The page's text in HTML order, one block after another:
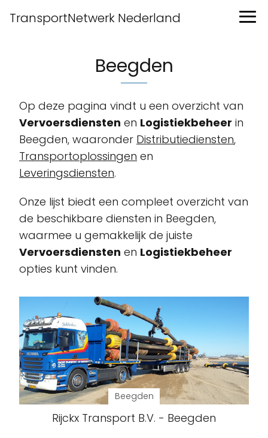
TransportNetwerk Nederland
Beegden
Op deze pagina vindt u een overzicht van
Vervoersdiensten en Logistiekbeheer in
Beegden, waaronder Distributiediensten,
Transportoplossingen en
Leveringsdiensten.
Onze lijst biedt een compleet overzicht van
de beschikbare diensten in Beegden,
waarmee u gemakkelijk de juiste
Vervoersdiensten en Logistiekbeheer
opties kunt vinden.
Beegden
Rijckx Transport B.V. - Beegden